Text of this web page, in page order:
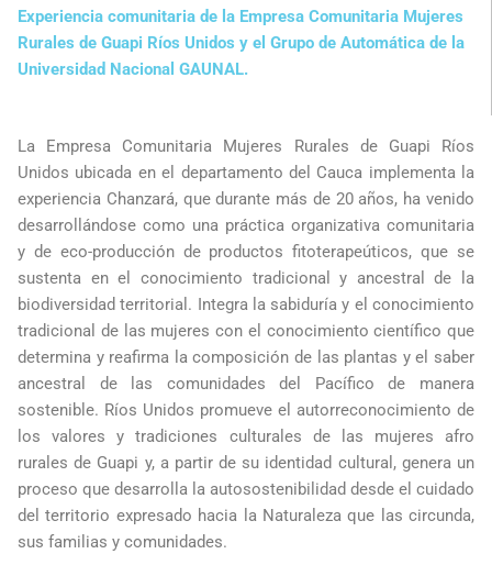
Experiencia comunitaria de la Empresa Comunitaria Mujeres
Rurales de Guapi Ríos Unidos y el Grupo de Automática de la
Universidad Nacional GAUNAL.
La Empresa Comunitaria Mujeres Rurales de Guapi Ríos
Unidos ubicada en el departamento del Cauca implementa la
experiencia Chanzará, que durante más de 20 años, ha venido
desarrollándose como una práctica organizativa comunitaria
y de eco-producción de productos fitoterapeúticos, que se
sustenta en el conocimiento tradicional y ancestral de la
biodiversidad territorial. Integra la sabiduría y el conocimiento
tradicional de las mujeres con el conocimiento científico que
determina y reafirma la composición de las plantas y el saber
ancestral de las comunidades del Pacífico de manera
sostenible. Ríos Unidos promueve el autorreconocimiento de
los valores y tradiciones culturales de las mujeres afro
rurales de Guapi y, a partir de su identidad cultural, genera un
proceso que desarrolla la autosostenibilidad desde el cuidado
del territorio expresado hacia la Naturaleza que las circunda,
sus familias y comunidades.